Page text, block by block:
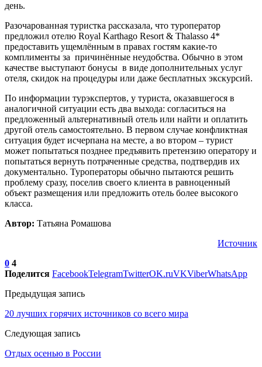
день.
Разочарованная туристка рассказала, что туроператор
предложил отелю Royal Karthago Resort & Thalasso 4*
предоставить ущемлённым в правах гостям какие-то
комплименты за причинённые неудобства. Обычно в этом
качестве выступают бонусы в виде дополнительных услуг
отеля, скидок на процедуры или даже бесплатных экскурсий.
По информации турэкспертов, у туриста, оказавшегося в
аналогичной ситуации есть два выхода: согласиться на
предложенный альтернативный отель или найти и оплатить
другой отель самостоятельно. В первом случае конфликтная
ситуация будет исчерпана на месте, а во втором – турист
может попытаться позднее предъявить претензию оператору и
попытаться вернуть потраченные средства, подтвердив их
документально. Туроператоры обычно пытаются решить
проблему сразу, поселив своего клиента в равноценный
объект размещения или предложить отель более высокого
класса.
Автор: Татьяна Ромашова
Источник
0 4
Поделится FacebookTelegramTwitterOK.ruVKViberWhatsApp
Предыдущая запись
20 лучших горячих источников со всего мира
Следующая запись
Отдых осенью в России